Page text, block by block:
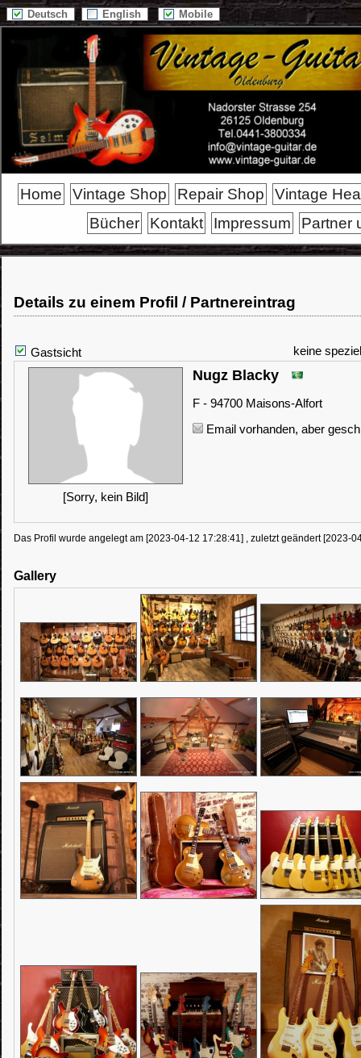
Deutsch English Mobile
Home Vintage Shop Repair Shop
Vintage
Bücher
Kontakt Impressum Partner
Details zu einem Profil / Partnereintrag
Gastsicht keine
[Sorry, kein Bild]
Nugz Blacky
F - 94700 Maisons-Alfort
Email vorhanden, aber
Das Profil wurde angelegt am [2023-04-12 17:28:41] , zuletzt geändert [2023-
Gallery